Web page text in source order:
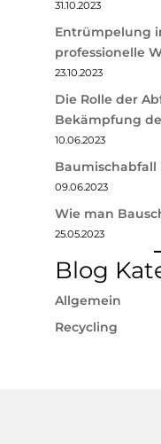
31.10.2023
Entrümpelung
professionelle
23.10.2023
Die Rolle der
Bekämpfung
10.06.2023
09.06.2023
Wie man
25.05.2023
Blog
Allgemein
Recycling